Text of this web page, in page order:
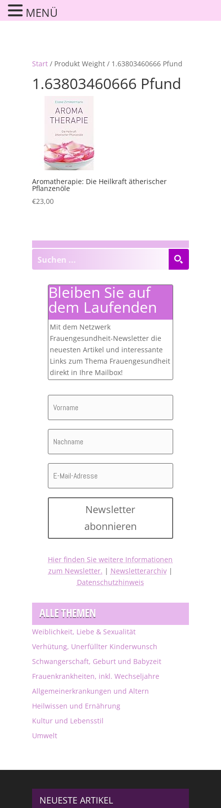
Start/ Produkt Weight / 1.63803460666 Pfund
1.63803460666 Pfund
Aromatherapie: Die Heilkraft ätherischer
Pflanzenöle
€23,00
Bleiben Sie auf
dem Laufenden
Mit dem Netzwerk
Frauengesundheit-Newsletter die
neuesten Artikel und interessante
Links zum Thema Frauengesundheit
direkt in Ihre Mailbox!
Newsletter
abonnieren
Hier finden Sie weitere Informationen
zum Newsletter. | Newsletterarchiv|
Datenschutzhinweis
ALLE THEMEN
Weiblichkeit, Liebe & Sexualität
Verhütung, Unerfüllter Kinderwunsch
Schwangerschaft, Geburt und Babyzeit
Frauenkrankheiten, inkl. Wechseljahre
Allgemeinerkrankungen und Altern
Heilwissen und Ernährung
Kultur und Lebensstil
Umwelt
NEUESTE ARTIKEL
MENÜ